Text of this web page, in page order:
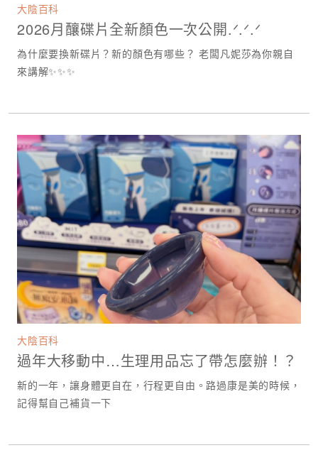
大陰百科
2026月釀碟片全新顏色一次公開.ᐟ.ᐟ.ᐟ
為什麼要換新碟片？新的顏色有哪些？ 老闆凡妮莎為你親自
來講解✨✨✨
大陰百科
過年大移動中…生理用品忘了帶怎麼辦！？
新的一年，讓身體更自在，行程更自由。路過康是美的時候，
記得幫自己補貨一下